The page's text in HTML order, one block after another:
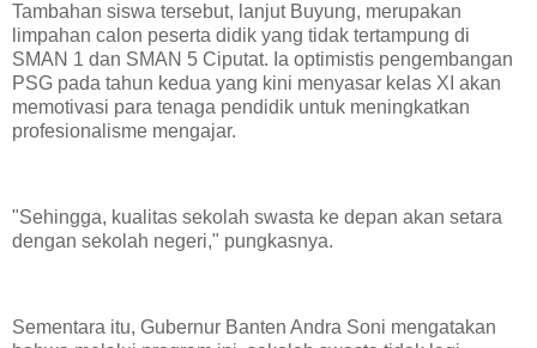
​Tambahan siswa tersebut, lanjut Buyung, merupakan
limpahan calon peserta didik yang tidak tertampung di
SMAN 1 dan SMAN 5 Ciputat. Ia optimistis pengembangan
PSG pada tahun kedua yang kini menyasar kelas XI akan
memotivasi para tenaga pendidik untuk meningkatkan
profesionalisme mengajar.
​"Sehingga, kualitas sekolah swasta ke depan akan setara
dengan sekolah negeri," pungkasnya.
​Sementara itu, Gubernur Banten Andra Soni mengatakan